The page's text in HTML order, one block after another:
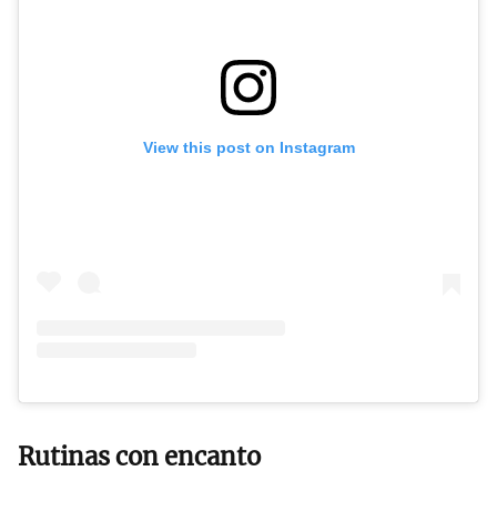
View this post on Instagram
Rutinas con encanto